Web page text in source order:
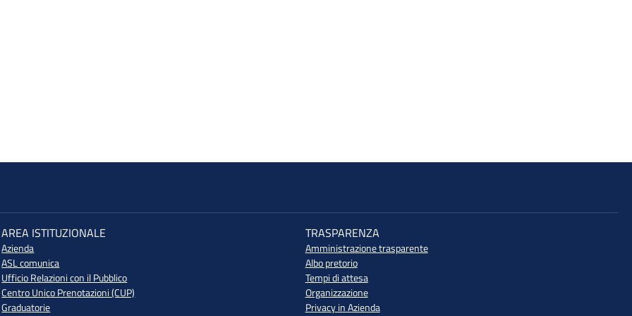
AREA ISTITUZIONALE
Azienda
ASL comunica
Ufficio Relazioni con il Pubblico
Centro Unico Prenotazioni (CUP)
Graduatorie
TRASPARENZA
Amministrazione trasparente
Albo pretorio
Tempi di attesa
Organizzazione
Privacy in Azienda